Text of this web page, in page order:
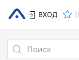
ВХОД (